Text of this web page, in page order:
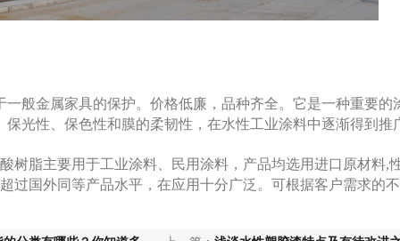
般金属家具的保护。价格低廉，品种齐全。它是一种重要的
光性、保色性和膜的柔韧性，在水性工业涂料中逐渐得到推
树脂主要用于工业涂料、民用涂料，产品均选用进口原材料,
过国外同等产品水平，在应用十分广泛。可根据客户需求的